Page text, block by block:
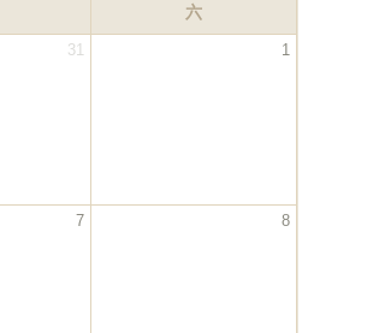
六
31 1
7 8